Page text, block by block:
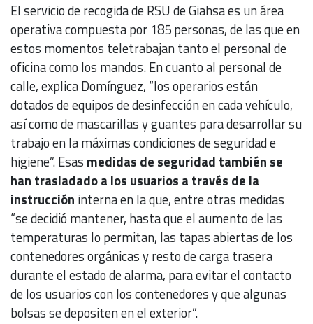
El servicio de recogida de RSU de Giahsa es un área
operativa compuesta por 185 personas, de las que en
estos momentos teletrabajan tanto el personal de
oficina como los mandos. En cuanto al personal de
calle, explica Domínguez, “los operarios están
dotados de equipos de desinfección en cada vehículo,
así como de mascarillas y guantes para desarrollar su
trabajo en la máximas condiciones de seguridad e
higiene”. Esas medidas de seguridad también se
han trasladado a los usuarios a través de la
instrucción interna en la que, entre otras medidas
“se decidió mantener, hasta que el aumento de las
temperaturas lo permitan, las tapas abiertas de los
contenedores orgánicas y resto de carga trasera
durante el estado de alarma, para evitar el contacto
de los usuarios con los contenedores y que algunas
bolsas se depositen en el exterior”.